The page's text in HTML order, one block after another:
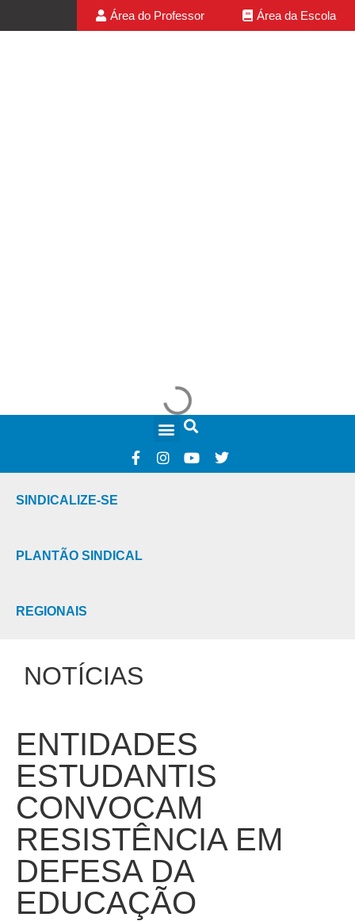
Área do Professor Área da Escola
SINDICALIZE-SE
PLANTÃO SINDICAL
REGIONAIS
NOTÍCIAS
ENTIDADES
ESTUDANTIS
CONVOCAM
RESISTÊNCIA EM
DEFESA DA
EDUCAÇÃO